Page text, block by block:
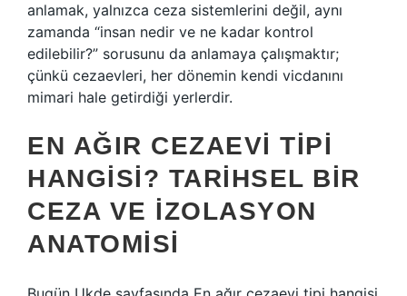
anlamak, yalnızca ceza sistemlerini değil, aynı
zamanda “insan nedir ve ne kadar kontrol
edilebilir?” sorusunu da anlamaya çalışmaktır;
çünkü cezaevleri, her dönemin kendi vicdanını
mimari hale getirdiği yerlerdir.
EN AĞIR CEZAEVI TIPI
HANGISI? TARIHSEL BIR
CEZA VE İZOLASYON
ANATOMISI